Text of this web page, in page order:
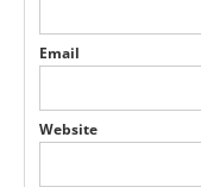
Email
Website